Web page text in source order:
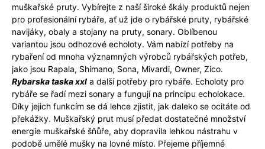
muškařské pruty. Vybírejte z naší široké škály produktů nejen
pro profesionální rybáře, ať už jde o rybářské pruty, rybářské
navijáky, obaly a stojany na pruty, sonary. Oblíbenou
variantou jsou odhozové echoloty. Vám nabízí potřeby na
rybaření od mnoha významných výrobců rybářských potřeb,
jako jsou Rapala, Shimano, Sona, Mivardi, Owner, Zico.
Rybarska taska xxl a další potřeby pro rybáře. Echoloty pro
rybáře se řadí mezi sonary a fungují na principu echolokace.
Díky jejich funkcím se dá lehce zjistit, jak daleko se ocitáte od
překážky. Muškařský prut musí předat dostatečné množství
energie muškařské šňůře, aby dopravila lehkou nástrahu v
podobě umělé mušky na lovné místo. Přejeme příjemné